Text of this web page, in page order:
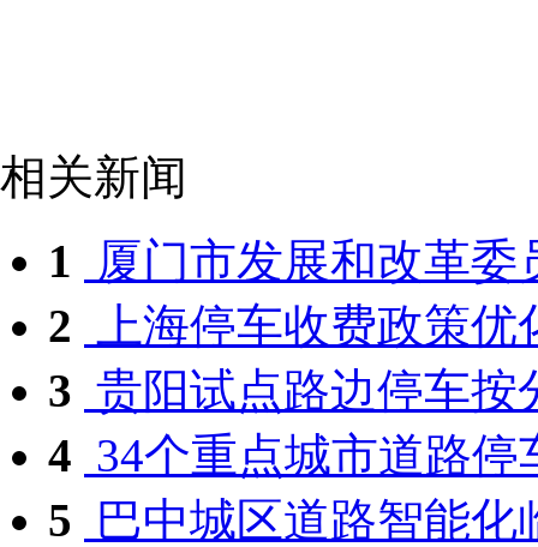
相关新闻
1
厦门市发展和改革委
2
上海停车收费政策
3 贵阳试点路边停车按
4 34个重点城市道路停
5
巴中城区道路智能化